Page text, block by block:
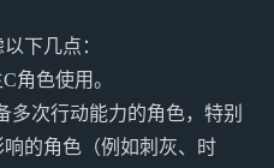
下几点：
角色使用。
多次行动能力的角色，特别
的角色（例如刺灰、时